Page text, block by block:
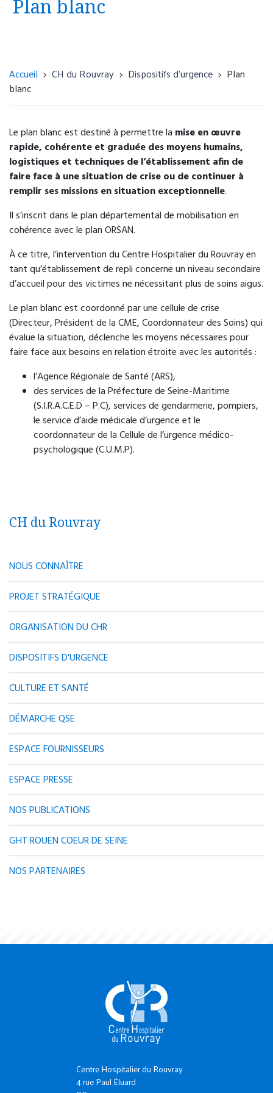
Urgence psychiatrique avec présomption
4 rue Paul Eluard
Accueil 24h/24.
Dispositif de régulation des urgences
psychiatriques via le 15 (Samu) ou 116 117
(médecine générale de garde).
Régul'Psy
Orientation vers une prise en charge
téléphonique par des professionnels de santé
mentale permettant une évaluation rapide et une
orientation adaptée.
Accès : 24h/24 via le 15
Plan blanc
Accueil CH du Rouvray Dispositifs d'urgence
Plan
blanc
Le plan blanc est destiné à permettre la mise en œuvre
rapide, cohérente et graduée des moyens humains,
logistiques et techniques de l’établissement afin de
faire face à une situation de crise ou de continuer à
remplir ses missions en situation exceptionnelle.
Il s’inscrit dans le plan départemental de mobilisation en
cohérence avec le plan ORSAN.
À ce titre, l’intervention du Centre Hospitalier du Rouvray en
tant qu’établissement de repli concerne un niveau secondaire
d’accueil pour des victimes ne nécessitant plus de soins aigus.
Le plan blanc est coordonné par une cellule de crise
(Directeur, Président de la CME, Coordonnateur des Soins) qui
évalue la situation, déclenche les moyens nécessaires pour
faire face aux besoins en relation étroite avec les autorités :
l’Agence Régionale de Santé (ARS),
des services de la Préfecture de Seine-Maritime
(S.I.R.A.C.E.D – P.C), services de gendarmerie, pompiers,
le service d’aide médicale d’urgence et le
coordonnateur de la Cellule de l’urgence médico-
psychologique (C.U.M.P).
CH du Rouvray
NOUS CONNAÎTRE
PROJET STRATÉGIQUE
ORGANISATION DU CHR
DISPOSITIFS D'URGENCE
CULTURE ET SANTÉ
DÉMARCHE QSE
ESPACE FOURNISSEURS
ESPACE PRESSE
NOS PUBLICATIONS
GHT ROUEN COEUR DE SEINE
NOS PARTENAIRES
Centre Hospitalier du Rouvray
4 rue Paul Éluard